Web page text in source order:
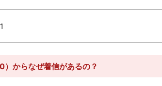
からなぜ着信があるの？